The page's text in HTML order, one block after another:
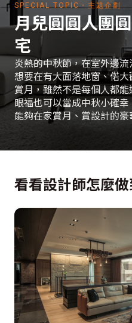
SPECIAL TOPIC・主題企劃
月兒圓圓人團
宅
炎熱的中秋節，在室外邊
想要在有大面落地窗、偌
賞月，雖然不是每個人都
眼福也可以當成中秋小確
能夠在家賞月、賞設計的豪
看看設計師怎麼